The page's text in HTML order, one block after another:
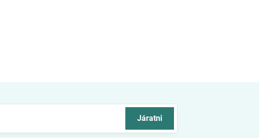
Járatni